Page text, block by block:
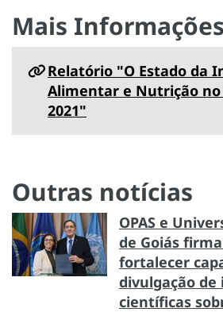
Mais Informações
Relatório "O Estado da
Alimentar e Nutrição no
2021"
Outras notícias
OPAS e
de Goiás
fortalecer
divulgação
científicas